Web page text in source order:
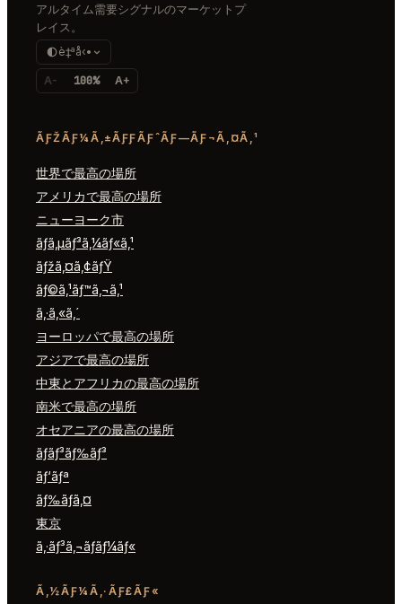
アルタイム需要シグナルのマーケットプ
レイス。
è‡ªå‹•
A- 100% A+
ÃƑŽÃƑ¼Ã‚±ÃƑƑÃƑˆÃƑ—ÃƑ¬Ã‚¤Ã‚¹
世界で最高の場所
アメリカで最高の場所
ニューヨーク市
ãƒ­ã‚µãƒ³ã‚¼ãƒ«ã‚¹
ãƒžã‚¤ã‚¢ãƒŸ
ãƒ©ã‚¹ãƒ™ã‚¬ã‚¹
ã‚·ã‚«ã‚´
ヨーロッパで最高の場所
アジアで最高の場所
中東とアフリカの最高の場所
南米で最高の場所
オセアニアの最高の場所
ãƒ­ãƒ³ãƒ‰ãƒ³
ãƒ‘ãƒª
ãƒ‰ãƒã‚¤
東京
ã‚·ãƒ³ã‚¬ãƒãƒ¼ãƒ«
Ã‚½ÃƑ¼Ã‚·ÃƑ£ÃƑ«